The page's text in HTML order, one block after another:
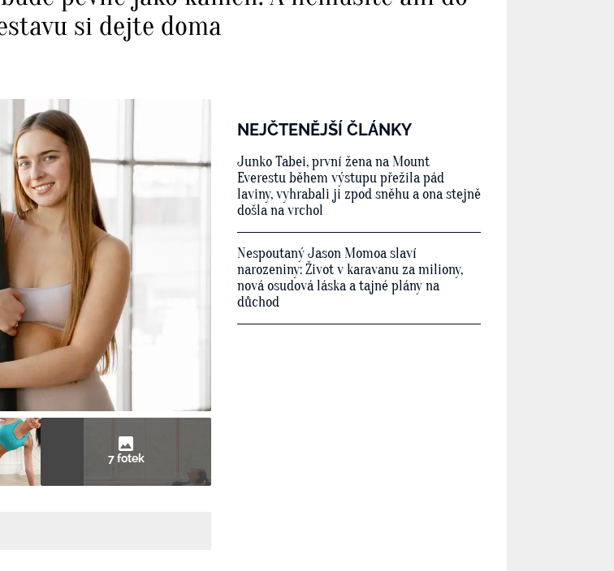
si dejte doma
7 fotek
NEJČTENĚJŠÍ ČLÁNKY
Junko Tabei, první žena na Mount
Everestu během výstupu přežila pád
laviny, vyhrabali ji zpod sněhu a ona stejně
došla na vrchol
Nespoutaný Jason Momoa slaví
narozeniny: Život v karavanu za miliony,
nová osudová láska a tajné plány na
důchod